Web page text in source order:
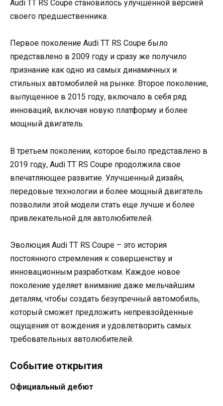
Audi TT RS Coupe становилось улучшенной версией
своего предшественника.
Первое поколение Audi TT RS Coupe было
представлено в 2009 году и сразу же получило
признание как одно из самых динамичных и
стильных автомобилей на рынке. Второе поколение,
выпущенное в 2015 году, включало в себя ряд
инноваций, включая новую платформу и более
мощный двигатель.
В третьем поколении, которое было представлено в
2019 году, Audi TT RS Coupe продолжила свое
впечатляющее развитие. Улучшенный дизайн,
передовые технологии и более мощный двигатель
позволили этой модели стать еще лучше и более
привлекательной для автолюбителей.
Эволюция Audi TT RS Coupe – это история
постоянного стремления к совершенству и
инновационным разработкам. Каждое новое
поколение уделяет внимание даже мельчайшим
деталям, чтобы создать безупречный автомобиль,
который сможет предложить непревзойденные
ощущения от вождения и удовлетворить самых
требовательных автолюбителей.
Событие открытия
Официальный дебют